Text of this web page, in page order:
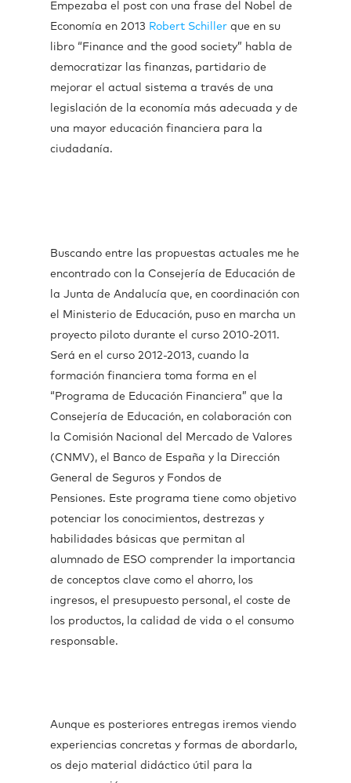
Empezaba el post con una frase del Nobel de
Economía en 2013 Robert Schiller que en su
libro “Finance and the good society” habla de
democratizar las finanzas, partidario de
mejorar el actual sistema a través de una
legislación de la economía más adecuada y de
una mayor educación financiera para la
ciudadanía.
Buscando entre las propuestas actuales me he
encontrado con la Consejería de Educación de
la Junta de Andalucía que, en coordinación con
el Ministerio de Educación, puso en marcha un
proyecto piloto durante el curso 2010-2011.
Será en el curso 2012-2013, cuando la
formación financiera toma forma en el
“Programa de Educación Financiera” que la
Consejería de Educación, en colaboración con
la Comisión Nacional del Mercado de Valores
(CNMV), el Banco de España y la Dirección
General de Seguros y Fondos de
Pensiones. Este programa tiene como objetivo
potenciar los conocimientos, destrezas y
habilidades básicas que permitan al
alumnado de ESO comprender la importancia
de conceptos clave como el ahorro, los
ingresos, el presupuesto personal, el coste de
los productos, la calidad de vida o el consumo
responsable.
Aunque es posteriores entregas iremos viendo
experiencias concretas y formas de abordarlo,
os dejo material didáctico útil para la